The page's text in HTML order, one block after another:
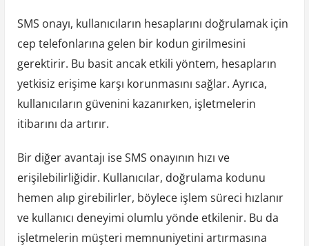
SMS onayı, kullanıcıların hesaplarını doğrulamak için
cep telefonlarına gelen bir kodun girilmesini
gerektirir. Bu basit ancak etkili yöntem, hesapların
yetkisiz erişime karşı korunmasını sağlar. Ayrıca,
kullanıcıların güvenini kazanırken, işletmelerin
itibarını da artırır.
Bir diğer avantajı ise SMS onayının hızı ve
erişilebilirliğidir. Kullanıcılar, doğrulama kodunu
hemen alıp girebilirler, böylece işlem süreci hızlanır
ve kullanıcı deneyimi olumlu yönde etkilenir. Bu da
işletmelerin müşteri memnuniyetini artırmasına